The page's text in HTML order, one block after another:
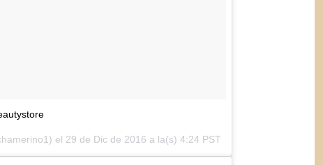
el 29 de Dic de 2016 a la(s) 4:24 PST